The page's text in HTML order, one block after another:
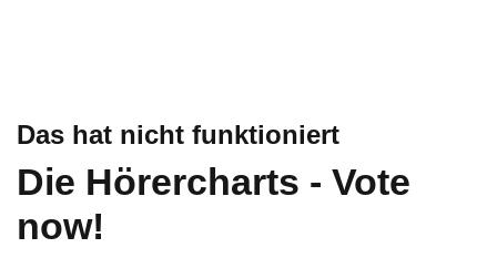
Das hat nicht funktioniert
Die Hörercharts - Vote
now!